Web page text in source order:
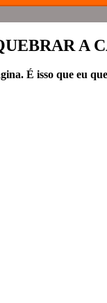
A
É isso que eu